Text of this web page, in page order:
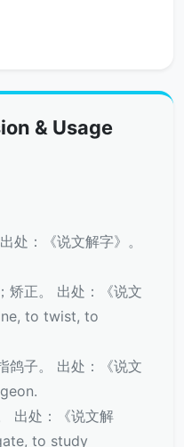
& Usage
处：《说文解字》。
矫正。 出处：《说文
to twist, to
鸽子。 出处：《说文
出处：《说文解
to study